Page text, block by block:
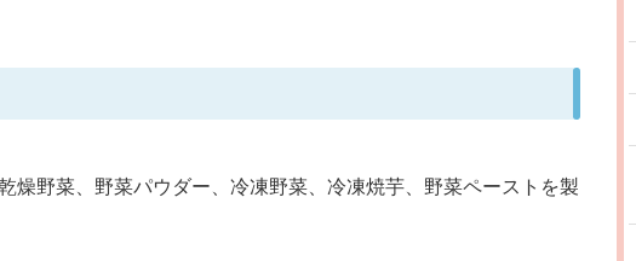
燥野菜、野菜パウダー、冷凍野菜、冷凍焼芋、野菜ペーストを製